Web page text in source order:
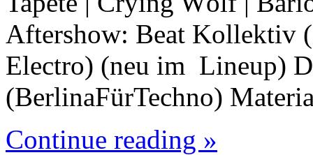
Aftershow: Beat Kollektiv
Electro) (neu im Lineup)
(BerlinaFürTechno)
Continue reading »